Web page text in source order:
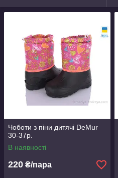
Чоботи з піни дитячі DeMur
30-37р.
В наявності
220 ₴/пара